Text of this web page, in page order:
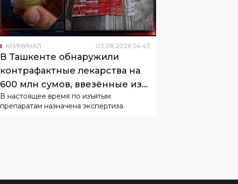
КРИМИНАЛ 03.08.2026 04:43
В Ташкенте обнаружили
контрафактные лекарства на
600 млн сумов, ввезённые из
России
В настоящее время по изъятым
препаратам назначена экспертиза.